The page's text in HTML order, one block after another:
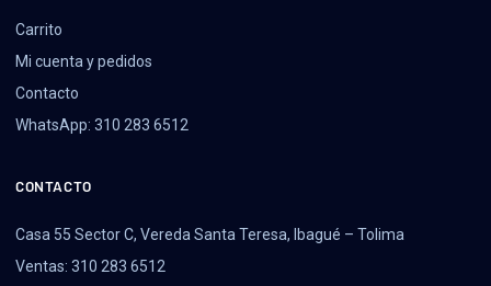
Carrito
Mi cuenta y pedidos
Contacto
WhatsApp: 310 283 6512
CONTACTO
Casa 55 Sector C, Vereda Santa Teresa, Ibagué – Tolima
Ventas: 310 283 6512